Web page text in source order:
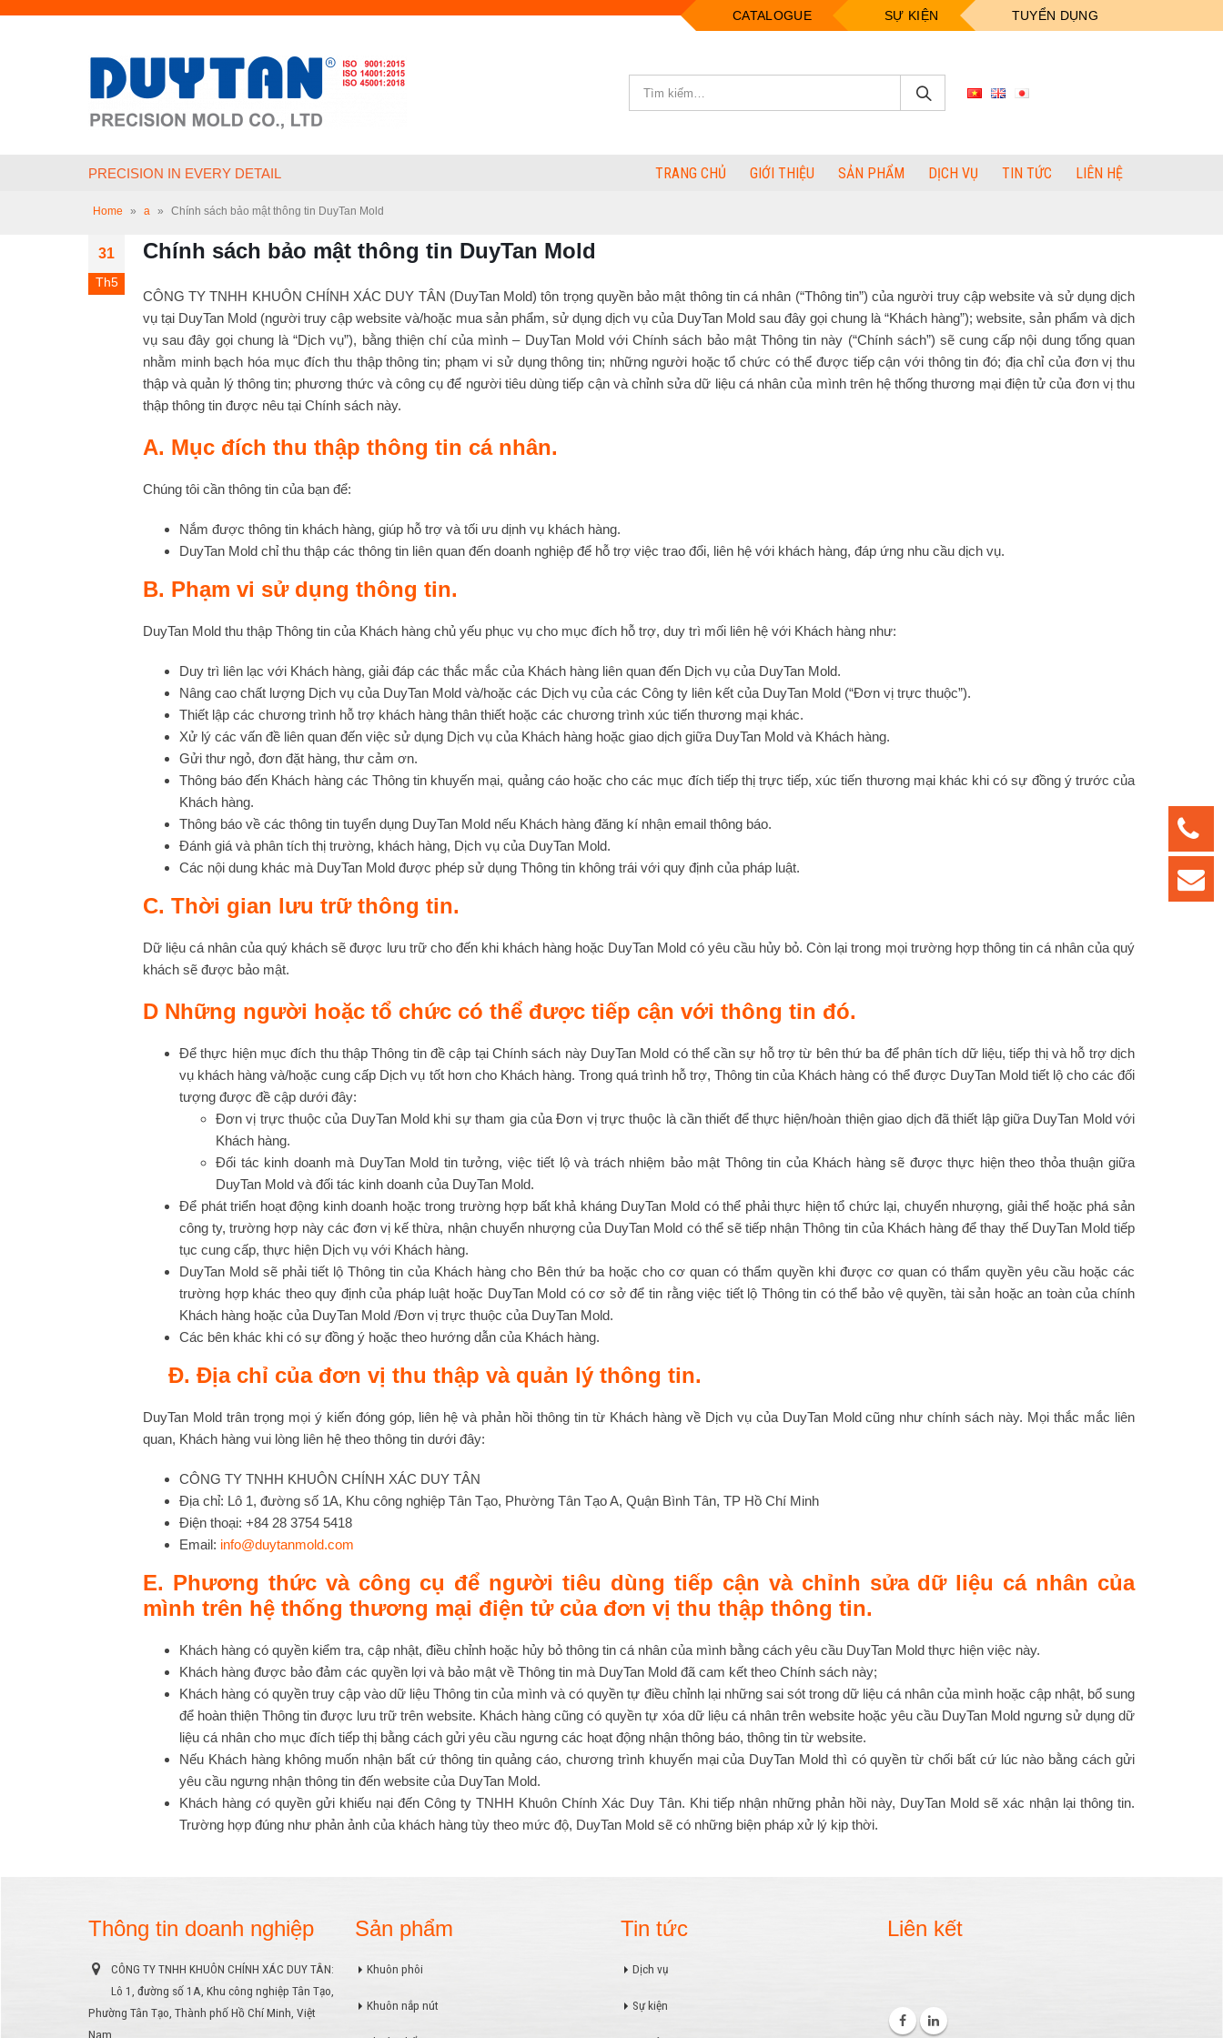
CATALOGUE SỰ KIỆN TUYỂN DỤNG
PRECISION IN EVERY DETAIL TRANG CHỦ GIỚI THIỆU SẢN PHẨM DỊCH VỤ TIN TỨC LIÊN HỆ
Home » a » Chính sách bảo mật thông tin DuyTan Mold
31
Th5
Chính sách bảo mật thông tin DuyTan Mold
CÔNG TY TNHH KHUÔN CHÍNH XÁC DUY TÂN (DuyTan Mold) tôn trọng quyền bảo mật thông tin cá nhân (“Thông tin”) của người truy cập website và sử dụng dịch
vụ tại DuyTan Mold (người truy cập website và/hoặc mua sản phẩm, sử dụng dịch vụ của DuyTan Mold sau đây gọi chung là “Khách hàng”); website, sản phẩm và dịch
vụ sau đây gọi chung là “Dịch vụ”), bằng thiện chí của mình – DuyTan Mold với Chính sách bảo mật Thông tin này (“Chính sách”) sẽ cung cấp nội dung tổng quan
nhằm minh bạch hóa mục đích thu thập thông tin; phạm vi sử dụng thông tin; những người hoặc tổ chức có thể được tiếp cận với thông tin đó; địa chỉ của đơn vị thu
thập và quản lý thông tin; phương thức và công cụ để người tiêu dùng tiếp cận và chỉnh sửa dữ liệu cá nhân của mình trên hệ thống thương mại điện tử của đơn vị thu
thập thông tin được nêu tại Chính sách này.
A. Mục đích thu thập thông tin cá nhân.
Chúng tôi cần thông tin của bạn để:
Nắm được thông tin khách hàng, giúp hỗ trợ và tối ưu dịnh vụ khách hàng.
DuyTan Mold chỉ thu thập các thông tin liên quan đến doanh nghiệp để hỗ trợ việc trao đổi, liên hệ với khách hàng, đáp ứng nhu cầu dịch vụ.
B. Phạm vi sử dụng thông tin.
DuyTan Mold thu thập Thông tin của Khách hàng chủ yếu phục vụ cho mục đích hỗ trợ, duy trì mối liên hệ với Khách hàng như:
Duy trì liên lạc với Khách hàng, giải đáp các thắc mắc của Khách hàng liên quan đến Dịch vụ của DuyTan Mold.
Nâng cao chất lượng Dịch vụ của DuyTan Mold và/hoặc các Dịch vụ của các Công ty liên kết của DuyTan Mold (“Đơn vị trực thuộc”).
Thiết lập các chương trình hỗ trợ khách hàng thân thiết hoặc các chương trình xúc tiến thương mại khác.
Xử lý các vấn đề liên quan đến việc sử dụng Dịch vụ của Khách hàng hoặc giao dịch giữa DuyTan Mold và Khách hàng.
Gửi thư ngỏ, đơn đặt hàng, thư cảm ơn.
Thông báo đến Khách hàng các Thông tin khuyến mại, quảng cáo hoặc cho các mục đích tiếp thị trực tiếp, xúc tiến thương mại khác khi có sự đồng ý trước của
Khách hàng.
Thông báo về các thông tin tuyển dụng DuyTan Mold nếu Khách hàng đăng kí nhận email thông báo.
Đánh giá và phân tích thị trường, khách hàng, Dịch vụ của DuyTan Mold.
Các nội dung khác mà DuyTan Mold được phép sử dụng Thông tin không trái với quy định của pháp luật.
C. Thời gian lưu trữ thông tin.
Dữ liệu cá nhân của quý khách sẽ được lưu trữ cho đến khi khách hàng hoặc DuyTan Mold có yêu cầu hủy bỏ. Còn lại trong mọi trường hợp thông tin cá nhân của quý
khách sẽ được bảo mật.
D Những người hoặc tổ chức có thể được tiếp cận với thông tin đó.
Để thực hiện mục đích thu thập Thông tin đề cập tại Chính sách này DuyTan Mold có thể cần sự hỗ trợ từ bên thứ ba để phân tích dữ liệu, tiếp thị và hỗ trợ dịch
vụ khách hàng và/hoặc cung cấp Dịch vụ tốt hơn cho Khách hàng. Trong quá trình hỗ trợ, Thông tin của Khách hàng có thể được DuyTan Mold tiết lộ cho các đối
tượng được đề cập dưới đây:
Đơn vị trực thuộc của DuyTan Mold khi sự tham gia của Đơn vị trực thuộc là cần thiết để thực hiện/hoàn thiện giao dịch đã thiết lập giữa DuyTan Mold với
Khách hàng.
Đối tác kinh doanh mà DuyTan Mold tin tưởng, việc tiết lộ và trách nhiệm bảo mật Thông tin của Khách hàng sẽ được thực hiện theo thỏa thuận giữa
DuyTan Mold và đối tác kinh doanh của DuyTan Mold.
Để phát triển hoạt động kinh doanh hoặc trong trường hợp bất khả kháng DuyTan Mold có thể phải thực hiện tổ chức lại, chuyển nhượng, giải thể hoặc phá sản
công ty, trường hợp này các đơn vị kế thừa, nhận chuyển nhượng của DuyTan Mold có thể sẽ tiếp nhận Thông tin của Khách hàng để thay thế DuyTan Mold tiếp
tục cung cấp, thực hiện Dịch vụ với Khách hàng.
DuyTan Mold sẽ phải tiết lộ Thông tin của Khách hàng cho Bên thứ ba hoặc cho cơ quan có thẩm quyền khi được cơ quan có thẩm quyền yêu cầu hoặc các
trường hợp khác theo quy định của pháp luật hoặc DuyTan Mold có cơ sở để tin rằng việc tiết lộ Thông tin có thể bảo vệ quyền, tài sản hoặc an toàn của chính
Khách hàng hoặc của DuyTan Mold /Đơn vị trực thuộc của DuyTan Mold.
Các bên khác khi có sự đồng ý hoặc theo hướng dẫn của Khách hàng.
Đ. Địa chỉ của đơn vị thu thập và quản lý thông tin.
DuyTan Mold trân trọng mọi ý kiến đóng góp, liên hệ và phản hồi thông tin từ Khách hàng về Dịch vụ của DuyTan Mold cũng như chính sách này. Mọi thắc mắc liên
quan, Khách hàng vui lòng liên hệ theo thông tin dưới đây:
CÔNG TY TNHH KHUÔN CHÍNH XÁC DUY TÂN
Địa chỉ: Lô 1, đường số 1A, Khu công nghiệp Tân Tạo, Phường Tân Tạo A, Quận Bình Tân, TP Hồ Chí Minh
Điện thoại: +84 28 3754 5418
Email: info@duytanmold.com
E. Phương thức và công cụ để người tiêu dùng tiếp cận và chỉnh sửa dữ liệu cá nhân của
mình trên hệ thống thương mại điện tử của đơn vị thu thập thông tin.
Khách hàng có quyền kiểm tra, cập nhật, điều chỉnh hoặc hủy bỏ thông tin cá nhân của mình bằng cách yêu cầu DuyTan Mold thực hiện việc này.
Khách hàng được bảo đảm các quyền lợi và bảo mật về Thông tin mà DuyTan Mold đã cam kết theo Chính sách này;
Khách hàng có quyền truy cập vào dữ liệu Thông tin của mình và có quyền tự điều chỉnh lại những sai sót trong dữ liệu cá nhân của mình hoặc cập nhật, bổ sung
để hoàn thiện Thông tin được lưu trữ trên website. Khách hàng cũng có quyền tự xóa dữ liệu cá nhân trên website hoặc yêu cầu DuyTan Mold ngưng sử dụng dữ
liệu cá nhân cho mục đích tiếp thị bằng cách gửi yêu cầu ngưng các hoạt động nhận thông báo, thông tin từ website.
Nếu Khách hàng không muốn nhận bất cứ thông tin quảng cáo, chương trình khuyến mại của DuyTan Mold thì có quyền từ chối bất cứ lúc nào bằng cách gửi
yêu cầu ngưng nhận thông tin đến website của DuyTan Mold.
Khách hàng có quyền gửi khiếu nại đến Công ty TNHH Khuôn Chính Xác Duy Tân. Khi tiếp nhận những phản hồi này, DuyTan Mold sẽ xác nhận lại thông tin.
Trường hợp đúng như phản ảnh của khách hàng tùy theo mức độ, DuyTan Mold sẽ có những biện pháp xử lý kịp thời.
Thông tin doanh nghiệp
CÔNG TY TNHH KHUÔN CHÍNH XÁC DUY TÂN:
Lô 1, đường số 1A, Khu công nghiệp Tân Tạo,
Phường Tân Tạo, Thành phố Hồ Chí Minh, Việt
Nam
Sản phẩm
Khuôn phôi
Khuôn nắp nút
Tin tức
Dịch vụ
Sự kiện
Liên kết